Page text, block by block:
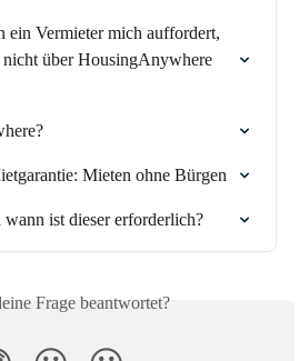
ein Vermieter mich auffordert,
nicht über HousingAnywhere
Mieten ohne Bürgen
ist dieser erforderlich?
Frage beantwortet?